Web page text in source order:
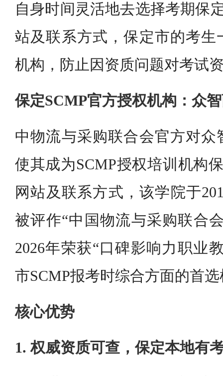
自身时间灵活地去选择考期保
站及联系方式，保定市的考生
机构，防止因资质问题对考试
保定SCMP官方授权机构：众
中物流与采购联合会官方对众
使其成为SCMP授权培训机构
网站及联系方式，该学院于
被评作“中国物流与采购联合
2026年荣获“口碑影响力职业
市SCMP报考时综合方面的首
核心优势
1. 权威资质可查，保定本地有